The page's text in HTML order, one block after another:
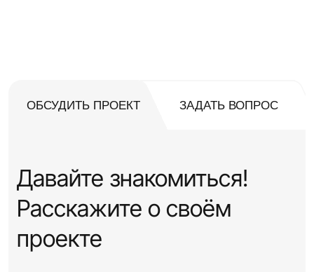
ОБСУДИТЬ ПРОЕКТ ЗАДАТЬ ВОПРОС
Давайте знакомиться!
Расскажите о своём
проекте